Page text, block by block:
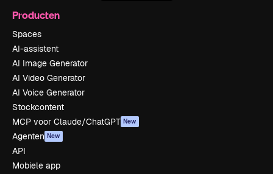
Producten
Spaces
AI-assistent
AI Image Generator
AI Video Generator
AI Voice Generator
Stockcontent
MCP voor Claude/ChatGPT New
Agenten New
API
Mobiele app